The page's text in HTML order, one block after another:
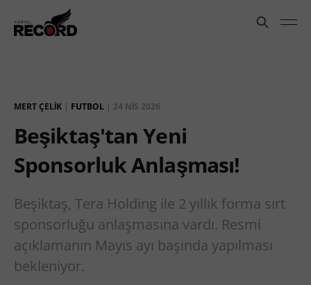
MERT ÇELIK | FUTBOL | 24 NIS 2026
Beşiktaş'tan Yeni
Sponsorluk Anlaşması!
Beşiktaş, Tera Holding ile 2 yıllık forma sırt
sponsorluğu anlaşmasına vardı. Resmi
açıklamanın Mayıs ayı başında yapılması
bekleniyor.